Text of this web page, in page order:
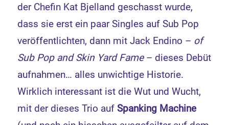
der Chefin Kat Bjelland geschasst wurde,
dass sie erst ein paar Singles auf Sub Pop
veröffentlichten, dann mit Jack Endino – of
Sub Pop and Skin Yard Fame– dieses Debüt
aufnahmen… alles unwichtige Historie.
Wirklich interessant ist die Wut und Wucht,
mit der dieses Trio aufSpanking Machine